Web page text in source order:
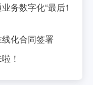
务数字化“最后1
化合同签署
！